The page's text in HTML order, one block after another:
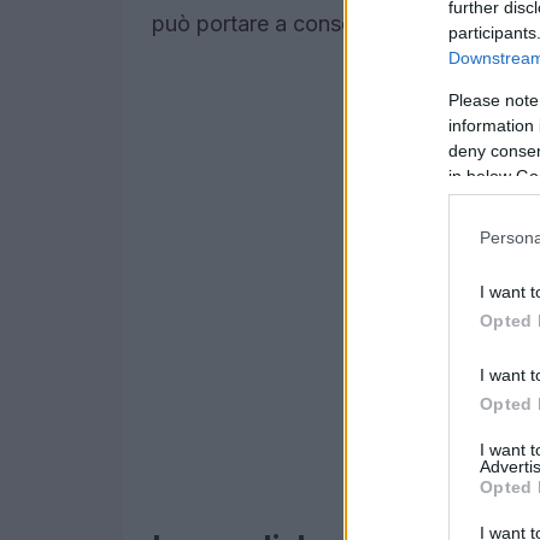
further
Please
information
deny
in below
I want
Opted
I want
Opted
I want
Opted
I want
può portare a conseguenze più gravi,